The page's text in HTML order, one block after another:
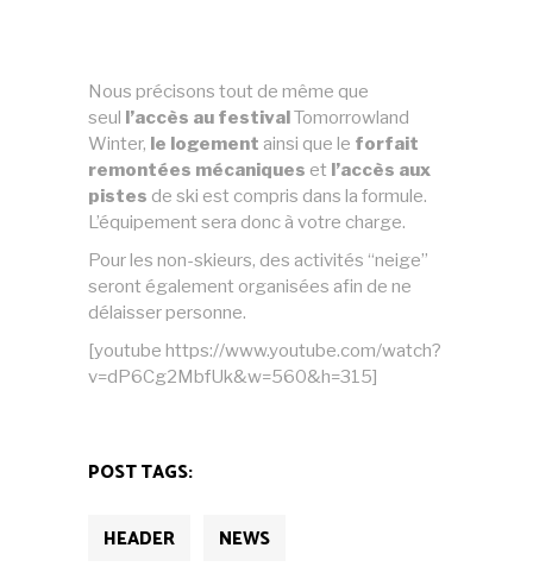
Nous précisons tout de même que
seul l’accès au festivalTomorrowland
Winter, le logement ainsi que le forfait
remontées mécaniques et l’accès aux
pistes de ski est compris dans la formule.
L’équipement sera donc à votre charge.
Pour les non-skieurs, des activités “neige”
seront également organisées afin de ne
délaisser personne.
[youtube https://www.youtube.com/watch?
v=dP6Cg2MbfUk&w=560&h=315]
POST TAGS:
HEADER NEWS